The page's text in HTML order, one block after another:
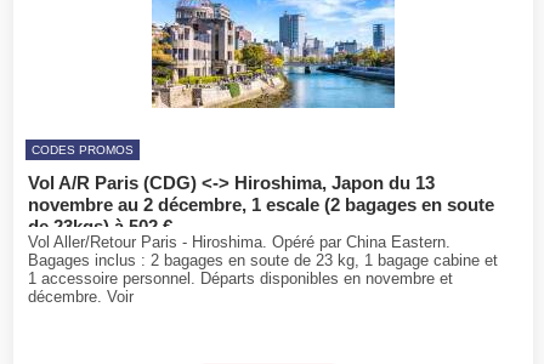
CODES PROMOS
Vol A/R Paris (CDG) <-> Hiroshima, Japon du 13
novembre au 2 décembre, 1 escale (2 bagages en soute
de 23kgs) à 502 €
Vol Aller/Retour Paris - Hiroshima. Opéré par China Eastern.
Bagages inclus : 2 bagages en soute de 23 kg, 1 bagage cabine et
1 accessoire personnel. Départs disponibles en novembre et
décembre. Voir